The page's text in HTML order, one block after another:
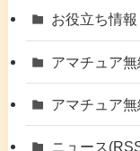
(7)
お役立ち情報
(9)
アマチュア
アマチュア
(42)
ニュース